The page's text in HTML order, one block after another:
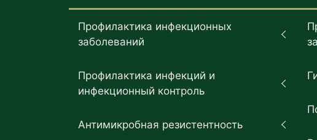
Профилактика инфекционных
заболеваний
Профилактика инфекций и
инфекционный контроль
Антимикробная резистентность